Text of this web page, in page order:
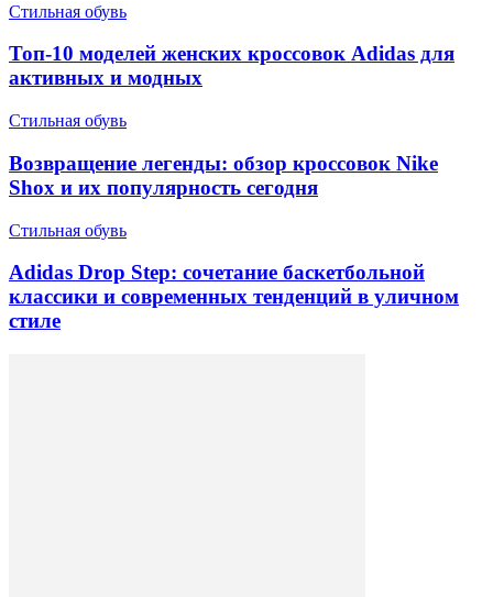
Стильная обувь
Топ-10 моделей женских кроссовок Adidas для
активных и модных
Стильная обувь
Возвращение легенды: обзор кроссовок Nike
Shox и их популярность сегодня
Стильная обувь
Adidas Drop Step: сочетание баскетбольной
классики и современных тенденций в уличном
стиле